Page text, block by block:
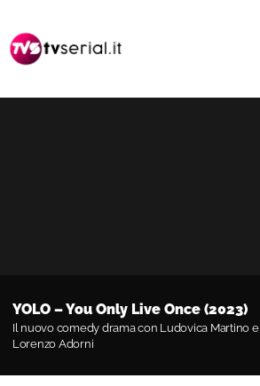
alla
navigazione
contenuto
YOLO – You Only Live Once (2023)
Il nuovo comedy drama con Ludovica Martino e
Lorenzo Adorni